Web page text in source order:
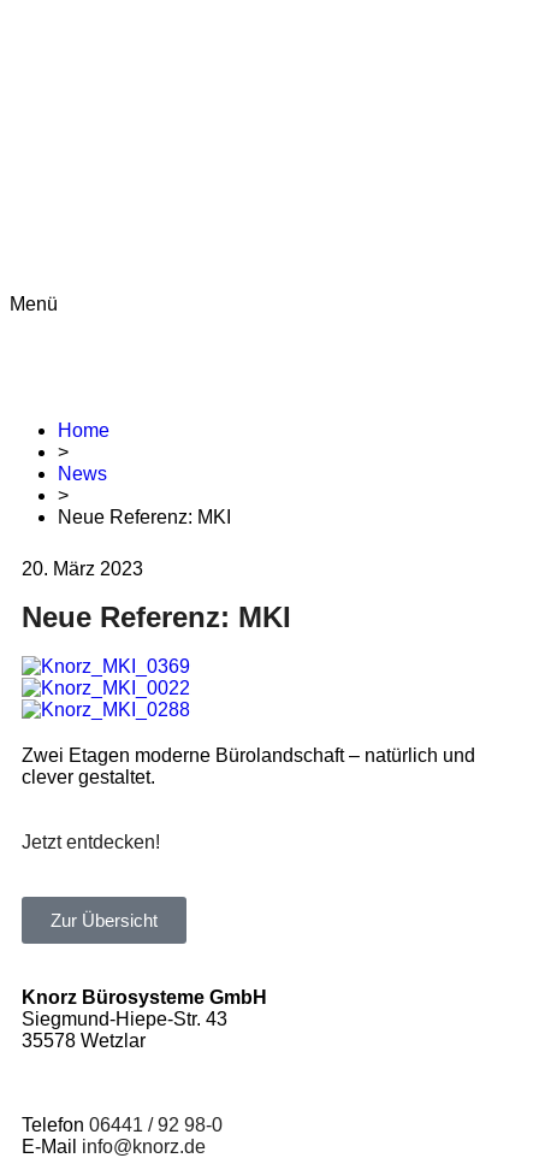
Menü
Home
>
News
>
Neue Referenz: MKI
20. März 2023
Neue Referenz: MKI
Zwei Etagen moderne Bürolandschaft – natürlich und
clever gestaltet.
Jetzt entdecken!
Zur Übersicht
Knorz Bürosysteme GmbH
Siegmund-Hiepe-Str. 43
35578 Wetzlar
Telefon 06441 / 92 98-0
E-Mail info@knorz.de